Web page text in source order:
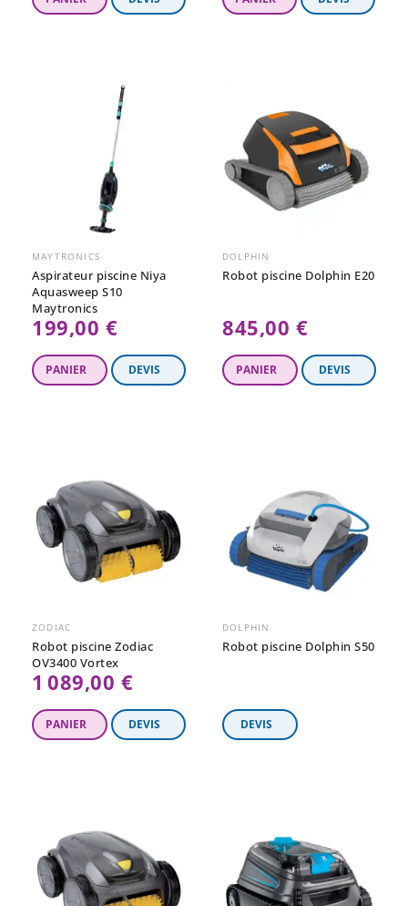
MAYTRONICS
Aspirateur piscine Niya
Aquasweep S10
Maytronics
199,00 €
DOLPHIN
Robot piscine Dolphin E20
845,00 €
ZODIAC
Robot piscine Zodiac
OV3400 Vortex
1 089,00 €
DOLPHIN
Robot piscine Dolphin S50